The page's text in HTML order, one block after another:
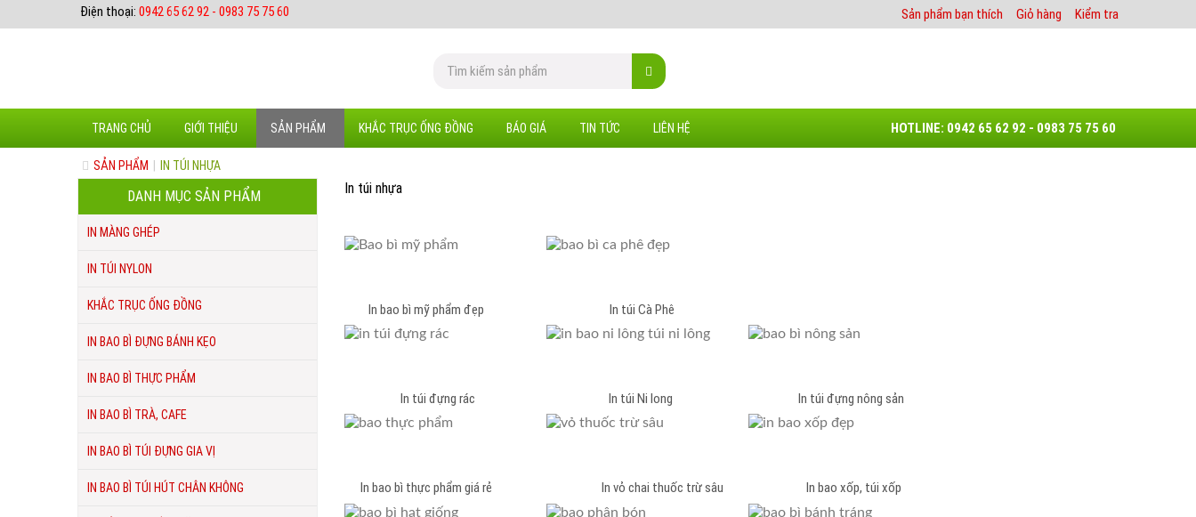
Điện thoại: 0942 65 62 92 - 0983 75 75 60 Sản phẩm bạn thích Giỏ hàng Kiểm tra
TRANG CHỦ GIỚI THIỆU SẢN PHẨM KHẮC TRỤC ỐNG ĐỒNG BÁO GIÁ TIN TỨC LIÊN HỆ HOTLINE: 0942 65 62 92 - 0983 75 75 60
SẢN PHẨM IN TÚI NHỰA
DANH MỤC SẢN PHẨM
IN MÀNG GHÉP
IN TÚI NYLON
KHẮC TRỤC ỐNG ĐỒNG
IN BAO BÌ ĐỰNG BÁNH KẸO
IN BAO BÌ THỰC PHẨM
IN BAO BÌ TRÀ, CAFE
IN BAO BÌ TÚI ĐỰNG GIA VỊ
IN BAO BÌ TÚI HÚT CHÂN KHÔNG
In túi nhựa
In bao bì mỹ phẩm đẹp In túi Cà Phê
In túi đựng rác In túi Ni long In túi đựng nông sản
In bao bì thực phẩm giá rẻ In vỏ chai thuốc trừ sâu In bao xốp, túi xốp